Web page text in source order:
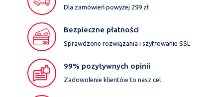
Dla zamówień powyżej 299 zł
Bezpieczne płatności
Sprawdzone rozwiązania i szyfrowanie SSL
99% pozytywnych opinii
Zadowolenie klientów to nasz cel